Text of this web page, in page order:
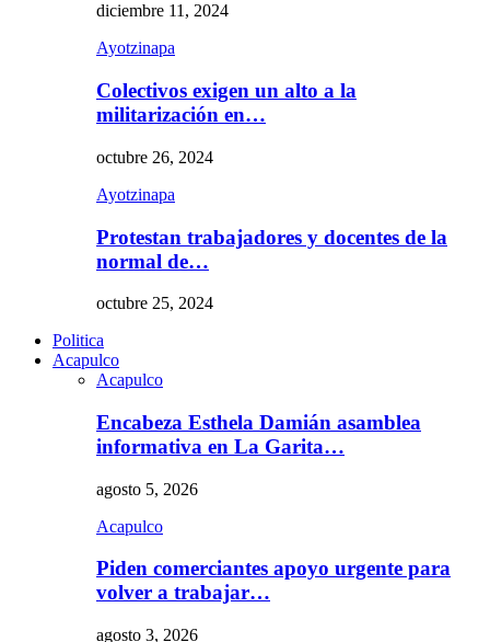
diciembre 11, 2024
Ayotzinapa
Colectivos exigen un alto a la
militarización en…
octubre 26, 2024
Ayotzinapa
Protestan trabajadores y docentes de la
normal de…
octubre 25, 2024
Politica
Acapulco
Acapulco
Encabeza Esthela Damián asamblea
informativa en La Garita…
agosto 5, 2026
Acapulco
Piden comerciantes apoyo urgente para
volver a trabajar…
agosto 3, 2026